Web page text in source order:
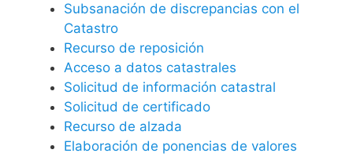
Subsanación de discrepancias con el
Catastro
Recurso de reposición
Acceso a datos catastrales
Solicitud de información catastral
Solicitud de certificado
Recurso de alzada
Elaboración de ponencias de valores